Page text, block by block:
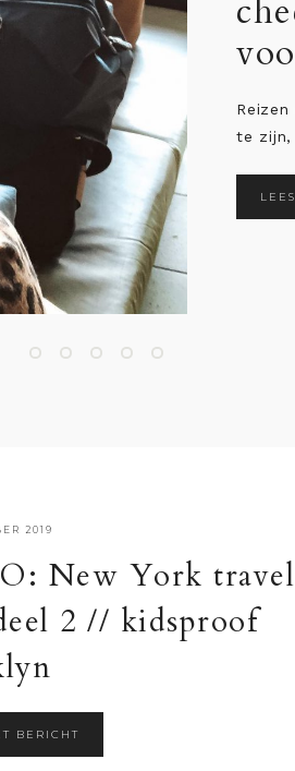
...
2019
New York travel
2 // kidsproof
BERICHT